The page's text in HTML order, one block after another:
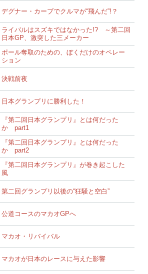
デグナー・カーブでクルマが“飛んだ”!？
ライバルはスズキではなかった!? ～第二回
日本GP、激突した三メーカー
ポール奪取のための、ぼくだけのオペレー
ション
決戦前夜
日本グランプリに勝利した！
『第二回日本グランプリ』とは何だった
か part1
『第二回日本グランプリ』とは何だった
か part2
『第二回日本グランプリ』が巻き起こした
風
第二回グランプリ以後の“狂騒と空白”
公道コースのマカオGPへ
マカオ・リバイバル
マカオが日本のレースに与えた影響